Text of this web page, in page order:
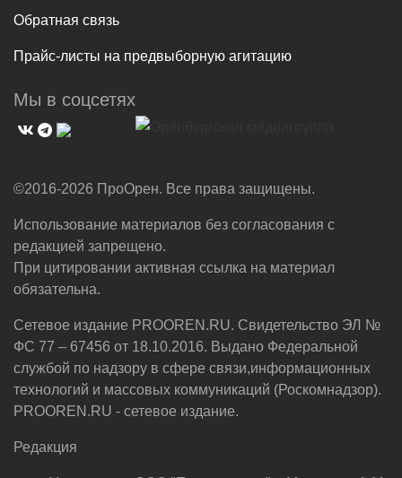
Обратная связь
Прайс-листы на предвыборную агитацию
Мы в соцсетях
©2016-2026 ПроОрен. Все права защищены.
Использование материалов без согласования с
редакцией запрещено.
При цитировании активная ссылка на материал
обязательна.
Сетевое издание PROOREN.RU. Свидетельство ЭЛ №
ФС 77 – 67456 от 18.10.2016. Выдано Федеральной
службой по надзору в сфере связи,информационных
технологий и массовых коммуникаций (Роскомнадзор).
PROOREN.RU - сетевое издание.
Редакция